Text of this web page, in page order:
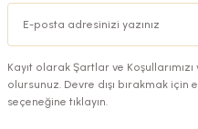
Kayıt olarak Şartlar ve
olursunuz. Devre dışı bırakmak için
seçeneğine tıklayın.